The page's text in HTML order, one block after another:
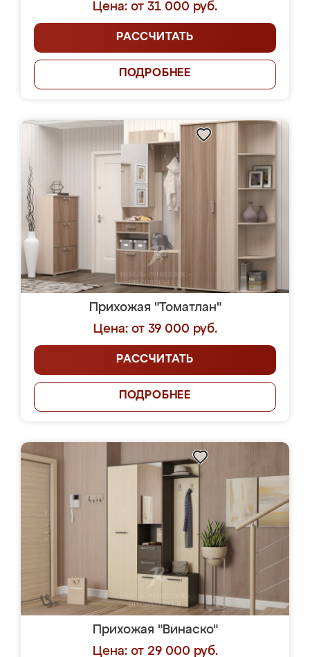
Цена: от 31 000 руб.
РАССЧИТАТЬ
ПОДРОБНЕЕ
Прихожая "Томатлан"
Цена: от 39 000 руб.
РАССЧИТАТЬ
ПОДРОБНЕЕ
Прихожая "Винаско"
Цена: от 29 000 руб.